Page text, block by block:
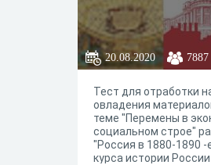
20.08.2020 7887
Тест для отработки
овладения
теме "Перемены в
социальном строе"
"Россия в 1880-1890 -е
курса истории России